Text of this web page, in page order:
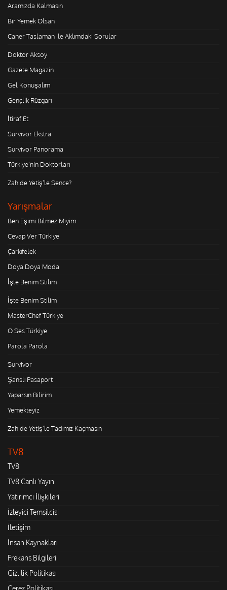
Aramızda Kalmasın
Bir Yemek Olsan
Caner Taslaman ile Aklımdaki Sorular
Doktor Aksoy
Gazete Magazin
Gel Konuşalım
Gençlik Rüzgarı
İtiraf Et
Survivor Ekstra
Survivor Panorama
Türkiye'nin Doktorları
Zahide Yetiş'le Sence?
Yarışmalar
Ben Eşimi Bilmez Miyim
Cevap Ver Türkiye
Çarkıfelek
Doya Doya Moda
İşte Benim Stilim
İşte Benim Stilim
MasterChef Türkiye
O Ses Türkiye
Parola Parola
Survivor
Şanslı Pasaport
Yaparsın Bilirim
Yemekteyiz
Zahide Yetiş'le Tadımız Kaçmasın
TV8
TV8
TV8 Canlı Yayın
Yatırımcı İlişkileri
İzleyici Temsilcisi
İletişim
İnsan Kaynakları
Frekans Bilgileri
Gizlilik Politikası
Çerez Politikası